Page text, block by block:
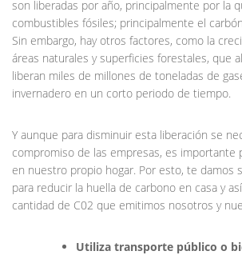
son liberadas por año, principalmente por la
combustibles fósiles; principalmente el
Sin embargo, hay otros factores, como la
áreas naturales y superficies forestales, que
liberan miles de millones de toneladas de
invernadero en un corto periodo de tiempo.
Y aunque para disminuir esta liberación se
compromiso de las empresas, es importante
en nuestro propio hogar. Por esto, te damos
para reducir la huella de carbono en casa y
cantidad de C02 que emitimos nosotros y
Utiliza transporte público o